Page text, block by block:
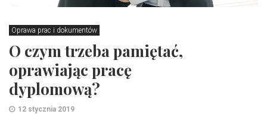
Oprawa prac i dokumentów
O czym trzeba pamiętać,
oprawiając pracę
dyplomową?
12 stycznia 2019